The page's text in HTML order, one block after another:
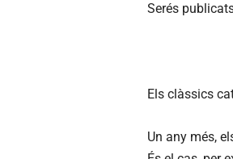
Serés
Els clàssics
Un any més,